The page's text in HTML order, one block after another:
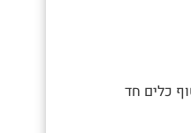
כלים חד